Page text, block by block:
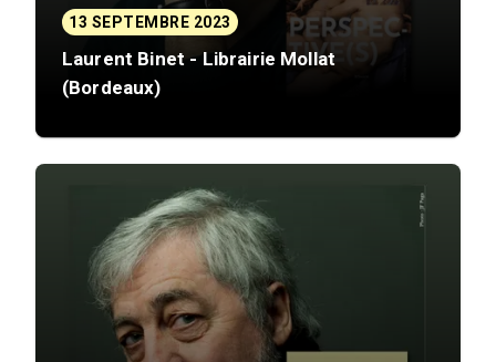
13 SEPTEMBRE 2023
Laurent Binet - Librairie Mollat
(Bordeaux)